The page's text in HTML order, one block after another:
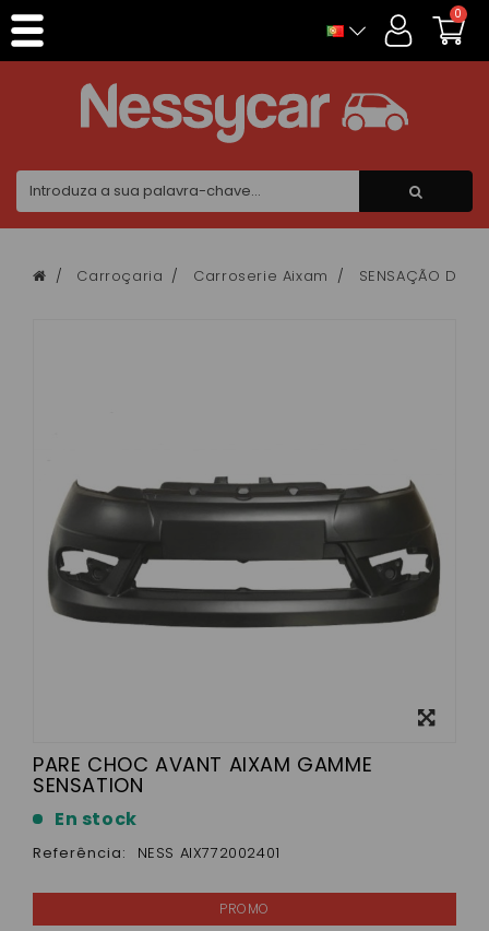
0
Carroçaria Carroserie Aixam SENSAÇÃO DA
PARE CHOC AVANT AIXAM GAMME
SENSATION
En stock
Referência: NESS AIX772002401
Painel de Gerenciamento de Cookies